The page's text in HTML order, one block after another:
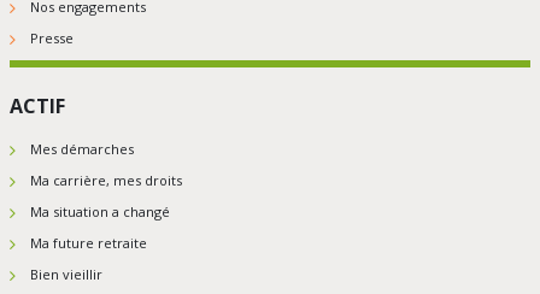
Nos engagements
Presse
ACTIF
Mes démarches
Ma carrière, mes droits
Ma situation a changé
Ma future retraite
Bien vieillir